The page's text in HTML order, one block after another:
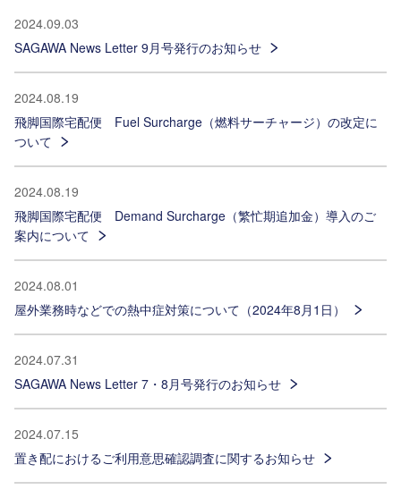
2024.09.03
SAGAWA News Letter 9月号発行のお知らせ
2024.08.19
飛脚国際宅配便 Fuel Surcharge（燃料サーチャージ）の改定に
ついて
2024.08.19
飛脚国際宅配便 Demand Surcharge（繁忙期追加金）導入のご
案内について
2024.08.01
屋外業務時などでの熱中症対策について（2024年8月1日）
2024.07.31
SAGAWA News Letter 7・8月号発行のお知らせ
2024.07.15
置き配におけるご利用意思確認調査に関するお知らせ